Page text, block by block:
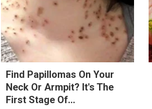
Find Papillomas On Your
Neck Or Armpit? It's The
First Stage Of...